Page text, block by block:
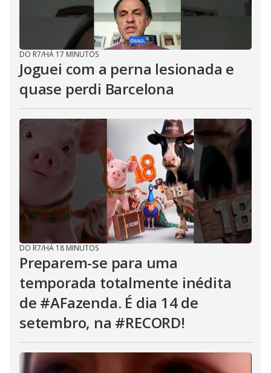
DO R7/HÁ 17 MINUTOS
Joguei com a perna lesionada e
quase perdi Barcelona
DO R7/HÁ 18 MINUTOS
Preparem-se para uma
temporada totalmente inédita
de #AFazenda. É dia 14 de
setembro, na #RECORD!